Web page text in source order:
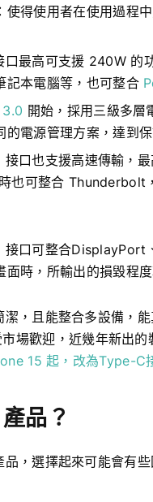
使得使用者在使用過程
口最高可支援 240W 的
記本電腦等，也可整合
3.0 開始，採用三級多層
電源管理方案，達到
口也支援高速傳輸，
也可整合 Thunderbolt
口可整合DisplayPort
面時，所輸出的損毀程
，且能整合多設備，
場歡迎，近幾年新出
15 起，改為Type-C
品？
，選擇起來可能會有